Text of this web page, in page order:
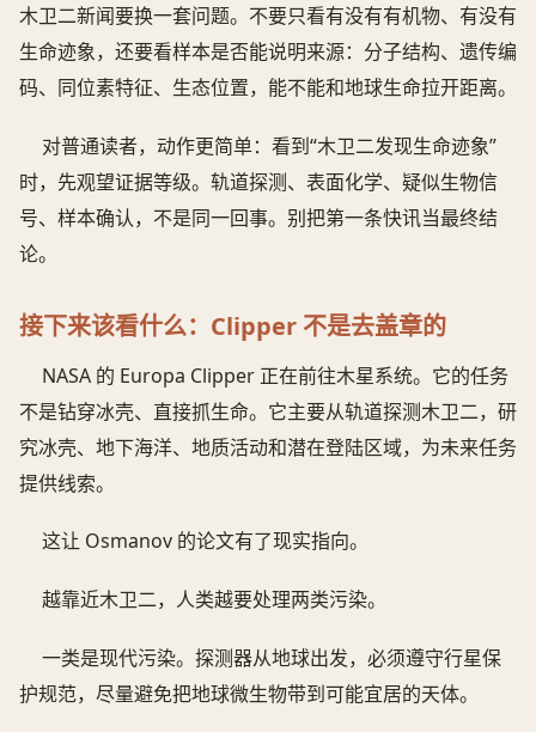
木卫二新闻要换一套问题。不要只看有没有有机物、有没有
生命迹象，还要看样本是否能说明来源：分子结构、遗传编
码、同位素特征、生态位置，能不能和地球生命拉开距离。
对普通读者，动作更简单：看到“木卫二发现生命迹象”
时，先观望证据等级。轨道探测、表面化学、疑似生物信
号、样本确认，不是同一回事。别把第一条快讯当最终结
论。
接下来该看什么：Clipper 不是去盖章的
NASA 的 Europa Clipper 正在前往木星系统。它的任务
不是钻穿冰壳、直接抓生命。它主要从轨道探测木卫二，研
究冰壳、地下海洋、地质活动和潜在登陆区域，为未来任务
提供线索。
这让 Osmanov 的论文有了现实指向。
越靠近木卫二，人类越要处理两类污染。
一类是现代污染。探测器从地球出发，必须遵守行星保
护规范，尽量避免把地球微生物带到可能宜居的天体。